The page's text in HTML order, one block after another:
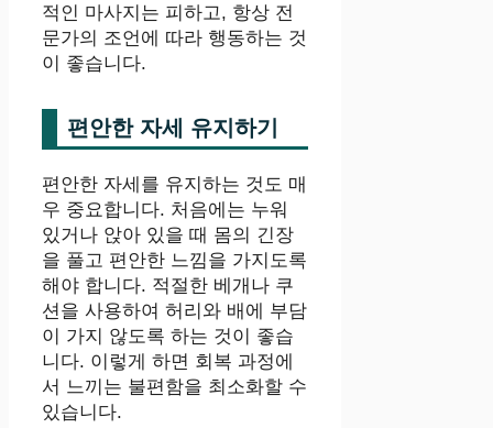
적인 마사지는 피하고, 항상 전
문가의 조언에 따라 행동하는 것
이 좋습니다.
편안한 자세 유지하기
편안한 자세를 유지하는 것도 매
우 중요합니다. 처음에는 누워
있거나 앉아 있을 때 몸의 긴장
을 풀고 편안한 느낌을 가지도록
해야 합니다. 적절한 베개나 쿠
션을 사용하여 허리와 배에 부담
이 가지 않도록 하는 것이 좋습
니다. 이렇게 하면 회복 과정에
서 느끼는 불편함을 최소화할 수
있습니다.